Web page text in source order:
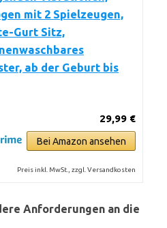
mit 2 Spielzeugen,
Gurt Sitz,
ab der Geburt bis
29,99 €
Bei Amazon ansehen
Preis inkl. MwSt., zzgl. Versandkosten
Anforderungen an die